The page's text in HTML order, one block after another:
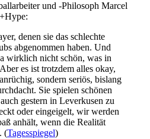
und -Philosoph Marcel
denen sie das schlechte
abgenommen haben. Und
wirklich nicht schön, was in
es ist trotzdem alles okay,
sondern seriös, bislang
Sie spielen schönen
gestern in Leverkusen zu
oder eingeigelt, wir werden
anhält, wenn die Realität
(Tagesspiegel)